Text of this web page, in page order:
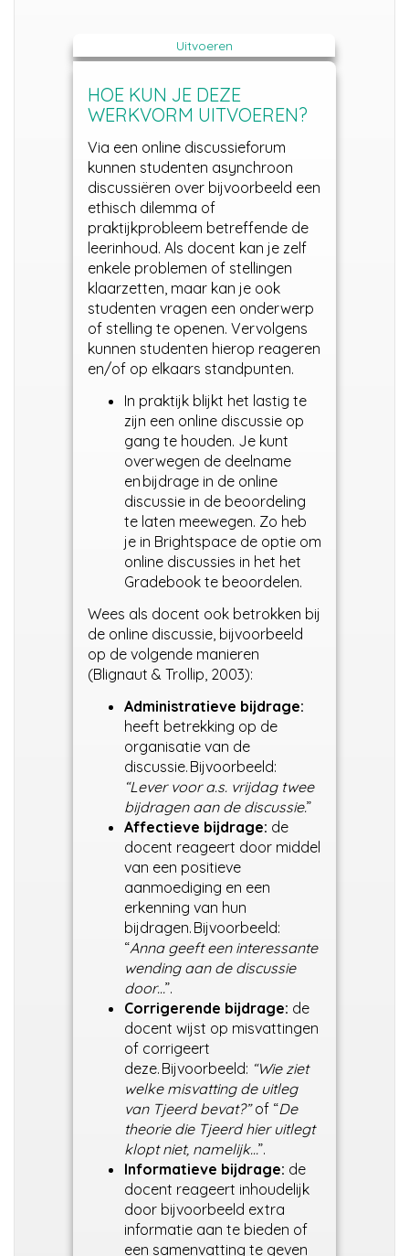
Uitvoeren
HOE KUN JE DEZE
WERKVORM UITVOEREN?
Via een online discussieforum
kunnen studenten asynchroon
discussiëren over bijvoorbeeld een
ethisch dilemma of
praktijkprobleem betreffende de
leerinhoud. Als docent kan je zelf
enkele problemen of stellingen
klaarzetten, maar kan je ook
studenten vragen een onderwerp
of stelling te openen. Vervolgens
kunnen studenten hierop reageren
en/of op elkaars standpunten.
In praktijk blijkt het lastig te
zijn een online discussie op
gang te houden. Je kunt
overwegen de deelname
en bijdrage in de online
discussie in de beoordeling
te laten meewegen. Zo heb
je in Brightspace de optie om
online discussies in het het
Gradebook te beoordelen.
Wees als docent ook betrokken bij
de online discussie, bijvoorbeeld
op de volgende manieren
(Blignaut & Trollip, 2003):
Administratieve bijdrage:
heeft betrekking op de
organisatie van de
discussie. Bijvoorbeeld:
“Lever voor a.s. vrijdag twee
bijdragen aan de discussie.”
Affectieve bijdrage: de
docent reageert door middel
van een positieve
aanmoediging en een
erkenning van hun
bijdragen. Bijvoorbeeld:
“Anna geeft een interessante
wending aan de discussie
door…”.
Corrigerende bijdrage: de
docent wijst op misvattingen
of corrigeert
deze. Bijvoorbeeld: “Wie ziet
welke misvatting de uitleg
van Tjeerd bevat?”of “De
theorie die Tjeerd hier uitlegt
klopt niet, namelijk…”.
Informatieve bijdrage: de
docent reageert inhoudelijk
door bijvoorbeeld extra
informatie aan te bieden of
een samenvatting te geven